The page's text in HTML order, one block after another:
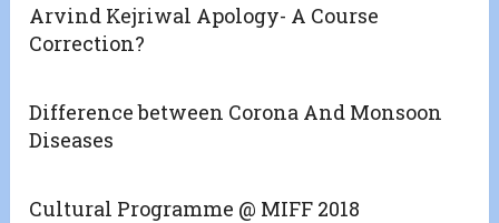
Arvind Kejriwal Apology- A Course
Correction?
Difference between Corona And Monsoon
Diseases
Cultural Programme @ MIFF 2018